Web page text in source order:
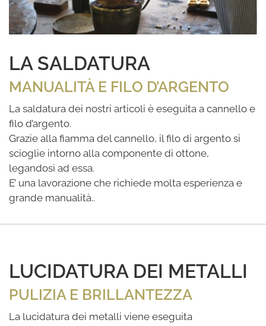
LA SALDATURA
MANUALITÀ E FILO D’ARGENTO
La saldatura dei nostri articoli è eseguita a cannello e
filo d’argento.
Grazie alla fiamma del cannello, il filo di argento si
scioglie intorno alla componente di ottone,
legandosi ad essa.
E’ una lavorazione che richiede molta esperienza e
grande manualità..
LUCIDATURA DEI METALLI
PULIZIA E BRILLANTEZZA
La lucidatura dei metalli viene eseguita